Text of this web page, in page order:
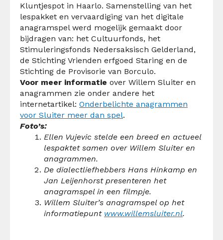
Kluntjespot in Haarlo. Samenstelling van het
lespakket en vervaardiging van het digitale
anagramspel werd mogelijk gemaakt door
bijdragen van: het Cultuurfonds, het
Stimuleringsfonds Nedersaksisch Gelderland,
de Stichting Vrienden erfgoed Staring en de
Stichting de Provisorie van Borculo.
Voor meer informatie over Willem Sluiter en
anagrammen zie onder andere het
internetartikel: Onderbelichte anagrammen
voor Sluiter meer dan spel.
Foto’s:
Ellen Vujevic stelde een breed en actueel
lespaktet samen over Willem Sluiter en
anagrammen.
De dialectliefhebbers Hans Hinkamp en
Jan Leijenhorst presenteren het
anagramspel in een filmpje.
Willem Sluiter’s anagramspel op het
informatiepunt www.willemsluiter.nl.